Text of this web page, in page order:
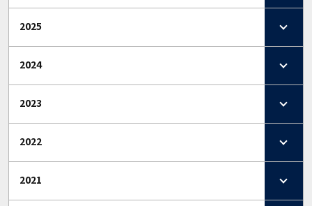
2025
2024
2023
2022
2021